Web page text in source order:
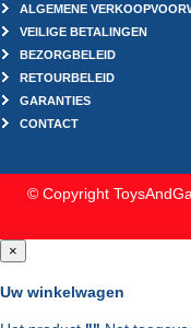
ALGEMENE
VEILIGE BETALINGEN
BEZORGBELEID
RETOURBELEID
GARANTIES
CONTACT
© Copyright
×
Uw winkelwagen